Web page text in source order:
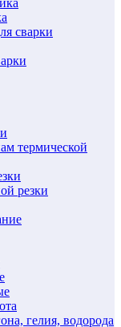
сварки
термической
резки
гелия, водорода